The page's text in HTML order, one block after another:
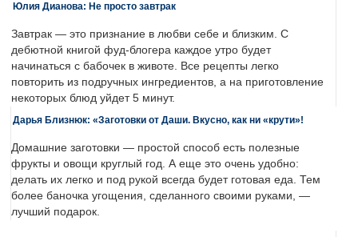
Юлия Дианова: Не просто завтрак
Завтрак — это признание в любви себе и близким. С
дебютной книгой фуд-блогера каждое утро будет
начинаться с бабочек в животе. Все рецепты легко
повторить из подручных ингредиентов, а на приготовление
некоторых блюд уйдет 5 минут.
Дарья Близнюк: «Заготовки от Даши. Вкусно, как ни «крути»!
Домашние заготовки — простой способ есть полезные
фрукты и овощи круглый год. А еще это очень удобно:
делать их легко и под рукой всегда будет готовая еда. Тем
более баночка угощения, сделанного своими руками, —
лучший подарок.